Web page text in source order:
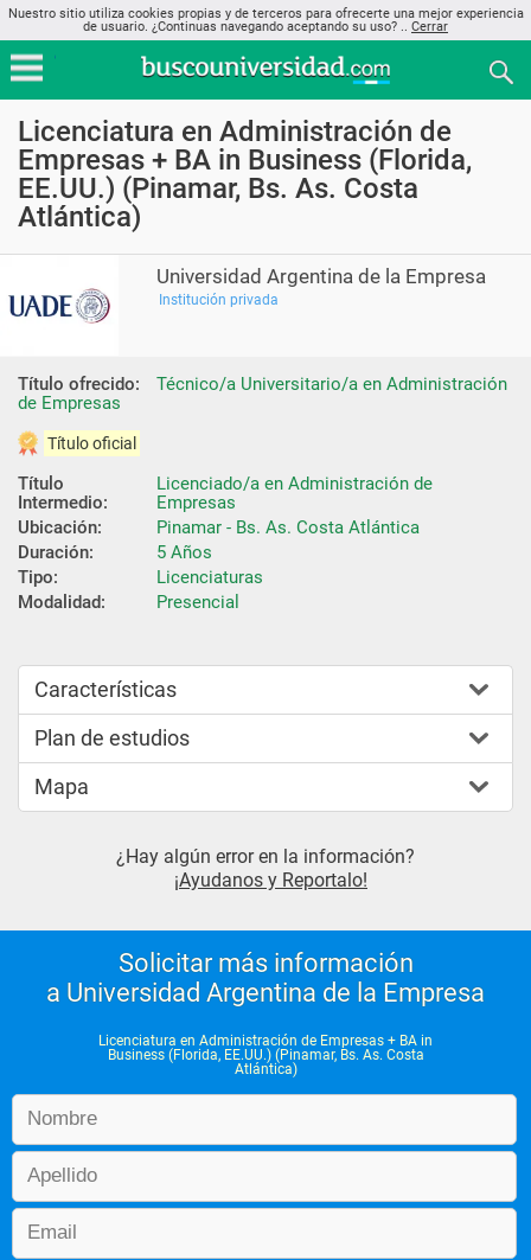
Nuestro sitio utiliza cookies propias y de terceros para ofrecerte una mejor experiencia
de usuario. ¿Continuas navegando aceptando su uso? .. Cerrar
Licenciatura en Administración de
Empresas + BA in Business (Florida,
EE.UU.) (Pinamar, Bs. As. Costa
Atlántica)
Universidad Argentina de la Empresa
Institución privada
Título ofrecido:
Técnico/a Universitario/a en Administración
de Empresas
Título oficial
Título
Intermedio:
Licenciado/a en Administración de
Empresas
Ubicación:
Pinamar - Bs. As. Costa Atlántica
Duración:
5 Años
Tipo:
Licenciaturas
Modalidad:
Presencial
Características
Plan de estudios
Mapa
¿Hay algún error en la información?
¡Ayudanos y Reportalo!
Solicitar más información
a Universidad Argentina de la Empresa
Licenciatura en Administración de Empresas + BA in
Business (Florida, EE.UU.) (Pinamar, Bs. As. Costa
Atlántica)